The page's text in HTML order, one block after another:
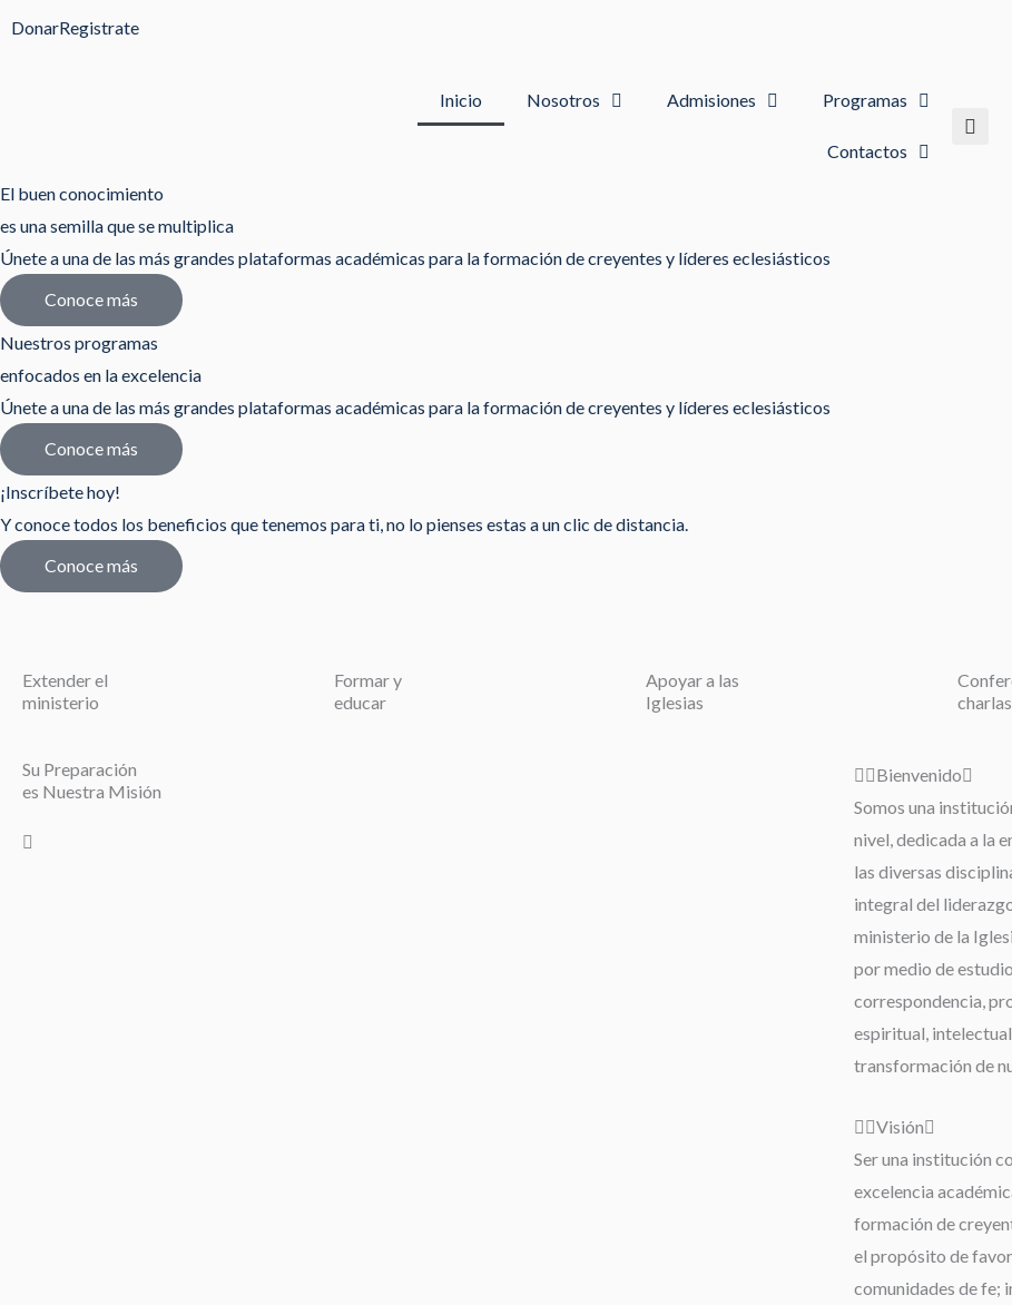
DonarRegistrate
Inicio Nosotros Admisiones Programas
Contactos
El buen conocimiento
es una semilla que se multiplica
Únete a una de las más grandes plataformas académicas para la formación de creyentes y líderes eclesiásticos
Conoce más
Nuestros programas
enfocados en la excelencia
Únete a una de las más grandes plataformas académicas para la formación de creyentes y líderes eclesiásticos
Conoce más
¡Inscríbete hoy!
Y conoce todos los beneficios que tenemos para ti, no lo pienses estas a un clic de distancia.
Conoce más
Extender el
ministerio
Formar y
educar
Apoyar a las
Iglesias
Su Preparación
es Nuestra Misión
Bienvenido
Somos una
nivel, dedicada a la
las diversas
integral del
ministerio de la
por medio de
correspondencia,
espiritual,
transformación de
Visión
Ser una institución
excelencia
formación de
el propósito de
comunidades de fe;